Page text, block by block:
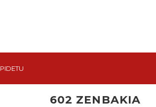
602 ZENBAKIA